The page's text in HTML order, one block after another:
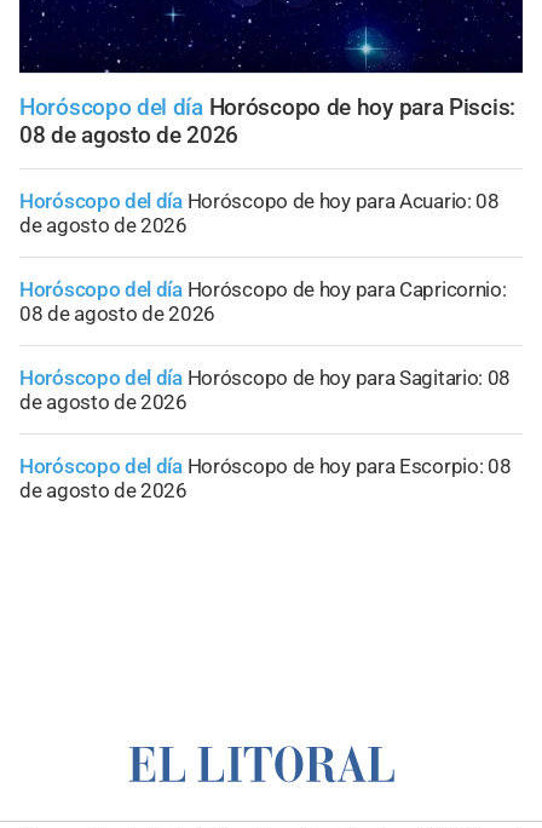
Horóscopo del día Horóscopo de hoy para Piscis:
08 de agosto de 2026
Horóscopo del día Horóscopo de hoy para Acuario: 08
de agosto de 2026
Horóscopo del día Horóscopo de hoy para Capricornio:
08 de agosto de 2026
Horóscopo del día Horóscopo de hoy para Sagitario: 08
de agosto de 2026
Horóscopo del día Horóscopo de hoy para Escorpio: 08
de agosto de 2026